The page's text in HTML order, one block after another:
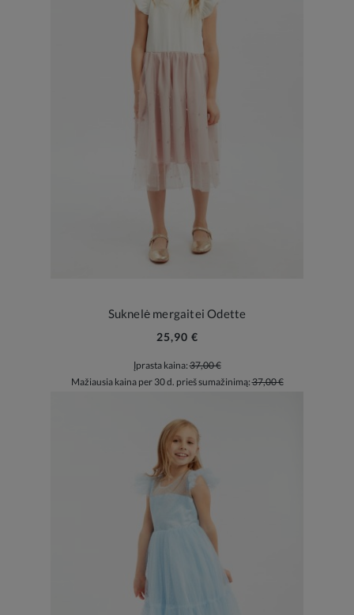
Suknelė mergaitei Odette
25,90 €
Įprasta kaina:37,00 €
Mažiausia kaina per 30 d. prieš sumažinimą:37,00 €